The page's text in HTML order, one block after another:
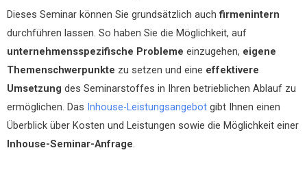
Dieses Seminar können Sie grundsätzlich auchfirmenintern
durchführen lassen. So haben Sie die Möglichkeit, auf
unternehmensspezifische Probleme einzugehen, eigene
Themenschwerpunkte zu setzen und eine effektivere
Umsetzung des Seminarstoffes in Ihren betrieblichen Ablauf zu
ermöglichen. Das Inhouse-Leistungsangebot gibt Ihnen einen
Überblick über Kosten und Leistungen sowie die Möglichkeit einer
Inhouse-Seminar-Anfrage.